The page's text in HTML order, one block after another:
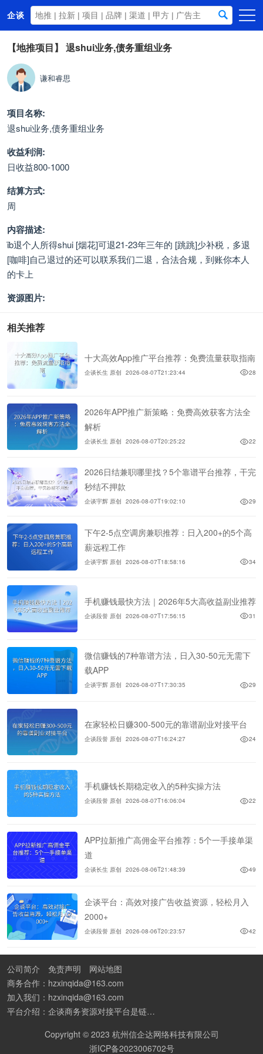
企谈
首页
商务资源
资讯动态
关于我们
【地推项目】 退shui业务,债务重组业务
谦和睿思
项目名称:
退shui业务,债务重组业务
收益利润:
日收益800-1000
结算方式:
周
内容描述:
ἳb退个人所得shui [烟花]可退21-23年三年的 [跳跳]少补税，多退
[咖啡]自己退过的还可以联系我们二退，合法合规，到账你本人
的卡上
资源图片:
相关推荐
十大高效App推广平台推荐：免费流量获取指南
企谈长生 原创 2026-08-07T21:23:44 28
2026年APP推广新策略：免费高效获客方法全
解析
企谈长生 原创 2026-08-07T20:25:22 22
2026日结兼职哪里找？5个靠谱平台推荐，干完
秒结不押款
企谈宇辉 原创 2026-08-07T19:02:10 29
下午2-5点空调房兼职推荐：日入200+的5个高
薪远程工作
企谈宇辉 原创 2026-08-07T18:58:16 34
手机赚钱最快方法｜2026年5大高收益副业推荐
企谈段誉 原创 2026-08-07T17:56:15 31
微信赚钱的7种靠谱方法，日入30-50元无需下
载APP
企谈宇辉 原创 2026-08-07T17:30:35 29
在家轻松日赚300-500元的靠谱副业对接平台
企谈段誉 原创 2026-08-07T16:24:27 24
手机赚钱长期稳定收入的5种实操方法
企谈段誉 原创 2026-08-07T16:06:04 22
APP拉新推广高佣金平台推荐：5个一手接单渠
道
企谈长生 原创 2026-08-06T21:48:39 49
企谈平台：高效对接广告收益资源，轻松月入
2000+
企谈段誉 原创 2026-08-06T20:23:57 42
公司简介 免责声明
网站地图
商务合作：hzxinqida@163.com
加入我们：hzxinqida@163.com
平台介绍：企谈商务资源对接平台是链接资源人脉与客户的平台,也是地推app接任务平台、地推拉新团队接单平台。平台汇聚100W+商务资源，地推拉新、APP推广、BD异业合作等业务可免费发布。同时全国的地推团队和个人都可在地推接单平台找到赚钱项目和分享交流地推问题。
Copyright © 2023 杭州信企达网络科技有限公司
浙ICP备2023006702号